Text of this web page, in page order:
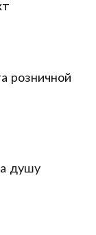
розничной
душу